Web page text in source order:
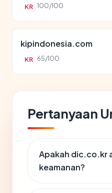
KR 100/100
kipindonesia.com
KR 65/100
Pertanyaan
Apakah dic.co.kr
keamanan?